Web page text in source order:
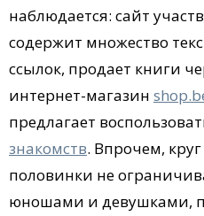
наблюдается: сайт
содержит множество
ссылок, продает книги
интернет-магазин
предлагает
знакомств. Впрочем,
половинки не
юношами и девушками,